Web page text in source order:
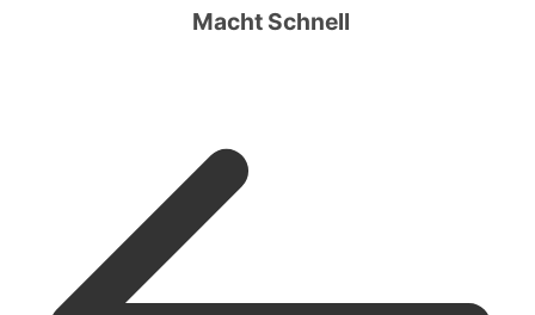
Macht Schnell